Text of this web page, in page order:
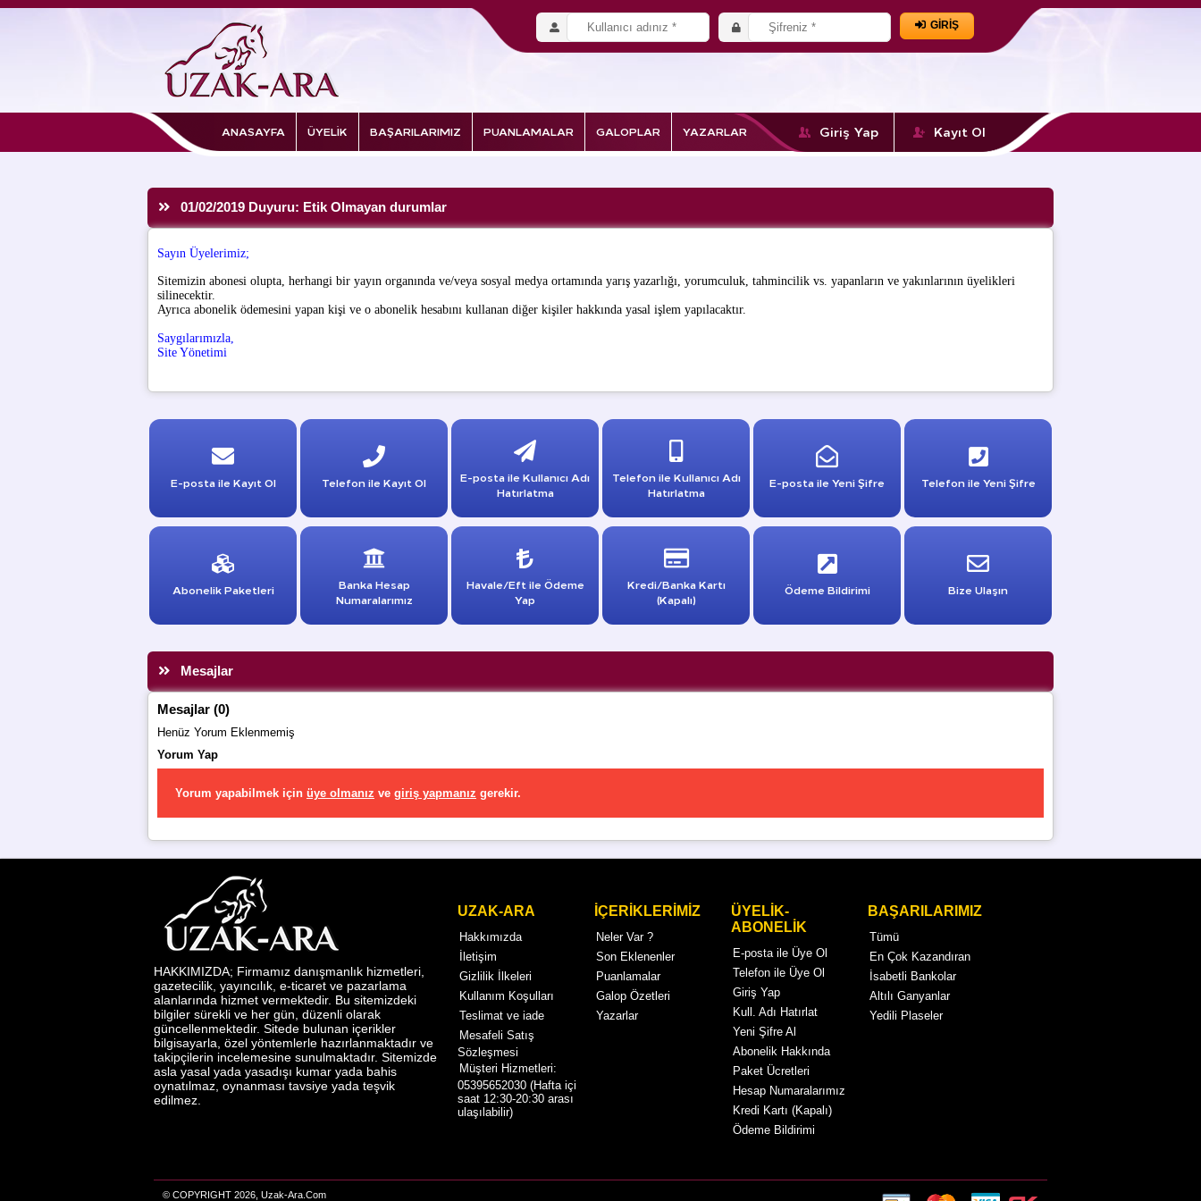
GİRİŞ
ANASAYFA ÜYELİK BAŞARILARIMIZ PUANLAMALAR GALOPLAR YAZARLAR Giriş Yap Kayıt Ol
01/02/2019 Duyuru: Etik Olmayan durumlar
Sayın Üyelerimiz;
Sitemizin abonesi olupta, herhangi bir yayın organında ve/veya sosyal medya ortamında yarış yazarlığı, yorumculuk, tahmincilik vs. yapanların ve yakınlarının üyelikleri
silinecektir.
Ayrıca abonelik ödemesini yapan kişi ve o abonelik hesabını kullanan diğer kişiler hakkında yasal işlem yapılacaktır.
Saygılarımızla,
Site Yönetimi
E-posta ile Kayıt Ol Telefon ile Kayıt Ol
E-posta ile Kullanıcı Adı
Hatırlatma
Telefon ile Kullanıcı Adı
Hatırlatma
E-posta ile Yeni Şifre Telefon ile Yeni Şifre
Abonelik Paketleri
Banka Hesap
Numaralarımız
Havale/Eft ile Ödeme
Yap
Kredi/Banka Kartı
(Kapalı)
Ödeme Bildirimi Bize Ulaşın
Mesajlar
Mesajlar (0)
Henüz Yorum Eklenmemiş
Yorum Yap
Yorum yapabilmek için üye olmanız ve giriş yapmanız gerekir.
HAKKIMIZDA; Firmamız danışmanlık hizmetleri,
gazetecilik, yayıncılık, e-ticaret ve pazarlama
alanlarında hizmet vermektedir. Bu sitemizdeki
bilgiler sürekli ve her gün, düzenli olarak
güncellenmektedir. Sitede bulunan içerikler
bilgisayarla, özel yöntemlerle hazırlanmaktadır ve
takipçilerin incelemesine sunulmaktadır. Sitemizde
asla yasal yada yasadışı kumar yada bahis
oynatılmaz, oynanması tavsiye yada teşvik
edilmez.
UZAK-ARA
Hakkımızda
İletişim
Gizlilik İlkeleri
Kullanım Koşulları
Teslimat ve iade
Mesafeli Satış
Sözleşmesi
Müşteri Hizmetleri:
05395652030 (Hafta içi
saat 12:30-20:30 arası
ulaşılabilir)
İÇERİKLERİMİZ
Neler Var ?
Son Eklenenler
Puanlamalar
Galop Özetleri
Yazarlar
ÜYELİK-
ABONELİK
E-posta ile Üye Ol
Telefon ile Üye Ol
Giriş Yap
Kull. Adı Hatırlat
Yeni Şifre Al
Abonelik Hakkında
Paket Ücretleri
Hesap Numaralarımız
Kredi Kartı (Kapalı)
Ödeme Bildirimi
BAŞARILARIMIZ
Tümü
En Çok Kazandıran
İsabetli Bankolar
Altılı Ganyanlar
Yedili Plaseler
© COPYRIGHT 2026, Uzak-Ara.Com